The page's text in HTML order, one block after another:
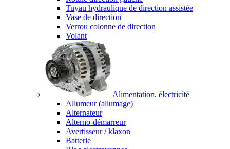
Tuyau hydraulique de direction assistée
Vase de direction
Verrou colonne de direction
Volant
Alimentation, électricité
Allumeur (allumage)
Alternateur
Alterno-démarreur
Avertisseur / klaxon
Batterie